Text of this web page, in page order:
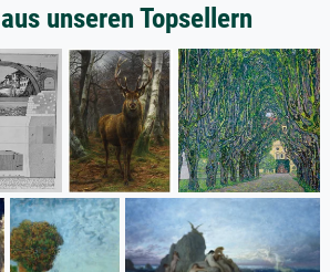
unseren Topsellern